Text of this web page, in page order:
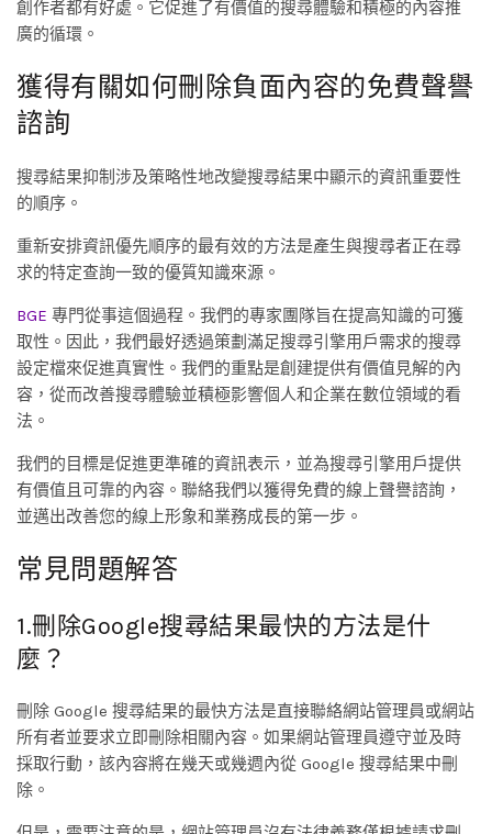
創作者都有好處。它促進了有價值的搜尋體驗和積極的內容推
廣的循環。
獲得有關如何刪除負面內容的免費聲譽
諮詢
搜尋結果抑制涉及策略性地改變搜尋結果中顯示的資訊重要性
的順序。
重新安排資訊優先順序的最有效的方法是產生與搜尋者正在尋
求的特定查詢一致的優質知識來源。
BGE 專門從事這個過程。我們的專家團隊旨在提高知識的可獲
取性。因此，我們最好透過策劃滿足搜尋引擎用戶需求的搜尋
設定檔來促進真實性。我們的重點是創建提供有價值見解的內
容，從而改善搜尋體驗並積極影響個人和企業在數位領域的看
法。
我們的目標是促進更準確的資訊表示，並為搜尋引擎用戶提供
有價值且可靠的內容。聯絡我們以獲得免費的線上聲譽諮詢，
並邁出改善您的線上形象和業務成長的第一步。
常見問題解答
1.刪除Google搜尋結果最快的方法是什
麼？
刪除 Google 搜尋結果的最快方法是直接聯絡網站管理員或網站
所有者並要求立即刪除相關內容。如果網站管理員遵守並及時
採取行動，該內容將在幾天或幾週內從 Google 搜尋結果中刪
除。